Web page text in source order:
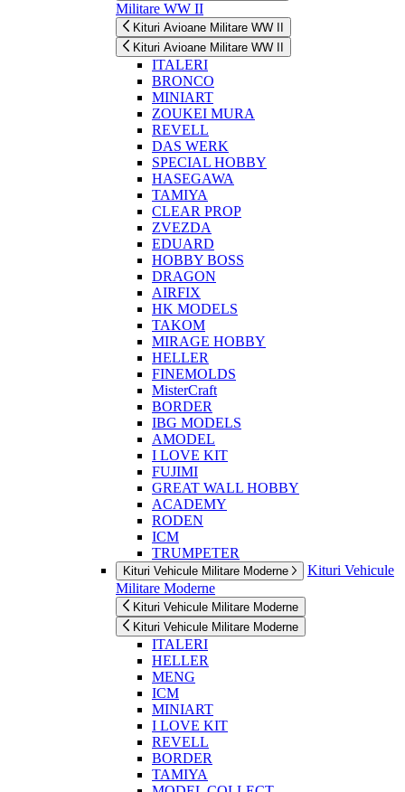
Militare WW II
Kituri Avioane Militare WW II
Kituri Avioane Militare WW II
ITALERI
BRONCO
MINIART
ZOUKEI MURA
REVELL
DAS WERK
SPECIAL HOBBY
HASEGAWA
TAMIYA
CLEAR PROP
ZVEZDA
EDUARD
HOBBY BOSS
DRAGON
AIRFIX
HK MODELS
TAKOM
MIRAGE HOBBY
HELLER
FINEMOLDS
MisterCraft
BORDER
IBG MODELS
AMODEL
I LOVE KIT
FUJIMI
GREAT WALL HOBBY
ACADEMY
RODEN
ICM
TRUMPETER
Kituri Vehicule Militare Moderne
Kituri Vehicule
Militare Moderne
Kituri Vehicule Militare Moderne
Kituri Vehicule Militare Moderne
ITALERI
HELLER
MENG
ICM
MINIART
I LOVE KIT
REVELL
BORDER
TAMIYA